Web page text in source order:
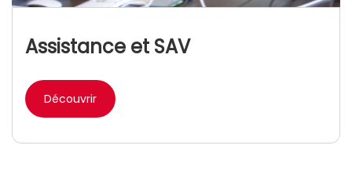
Assistance et SAV
Découvrir